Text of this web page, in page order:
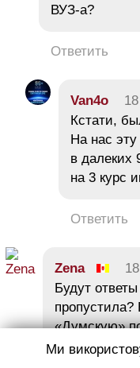
ВУЗ-а?
Ответить
Van4o
Кстати,
На нас
в далеких
на 3 курс
Ответить
Zena
Будут
пропустила?
«Думскую»
по телеку
Ми